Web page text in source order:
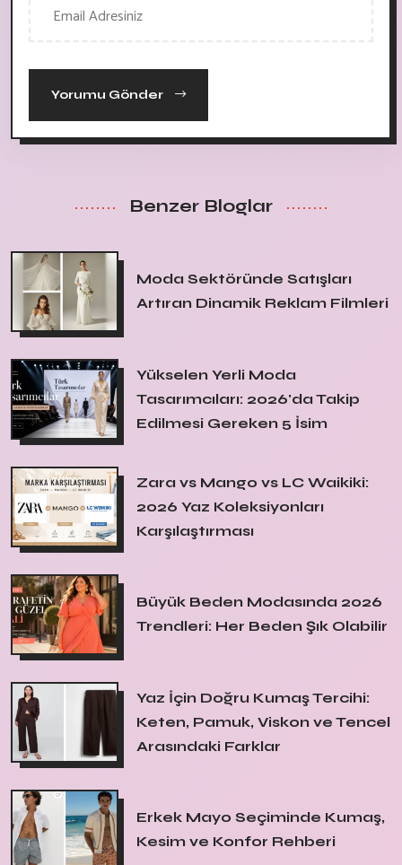
Yorumu Gönder
Benzer Bloglar
Moda Sektöründe Satışları
Artıran Dinamik Reklam Filmleri
Yükselen Yerli Moda
Tasarımcıları: 2026'da Takip
Edilmesi Gereken 5 İsim
Zara vs Mango vs LC Waikiki:
2026 Yaz Koleksiyonları
Karşılaştırması
Büyük Beden Modasında 2026
Trendleri: Her Beden Şık Olabilir
Yaz İçin Doğru Kumaş Tercihi:
Keten, Pamuk, Viskon ve Tencel
Arasındaki Farklar
Erkek Mayo Seçiminde Kumaş,
Kesim ve Konfor Rehberi